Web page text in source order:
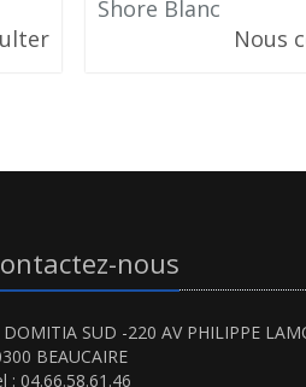
Shore Blanc
Nous
nous
SUD -220 AV PHILIPPE
BEAUCAIRE
: 04.66.58.61.46